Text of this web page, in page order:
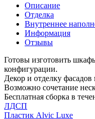
Описание
Отделка
Внутреннее
Информация
Отзывы
Готовы изготовить
конфигурации.
Декор и отделку
Возможно сочетание
Бесплатная сборка в
ЛДСП
Пластик Alvic Luxe